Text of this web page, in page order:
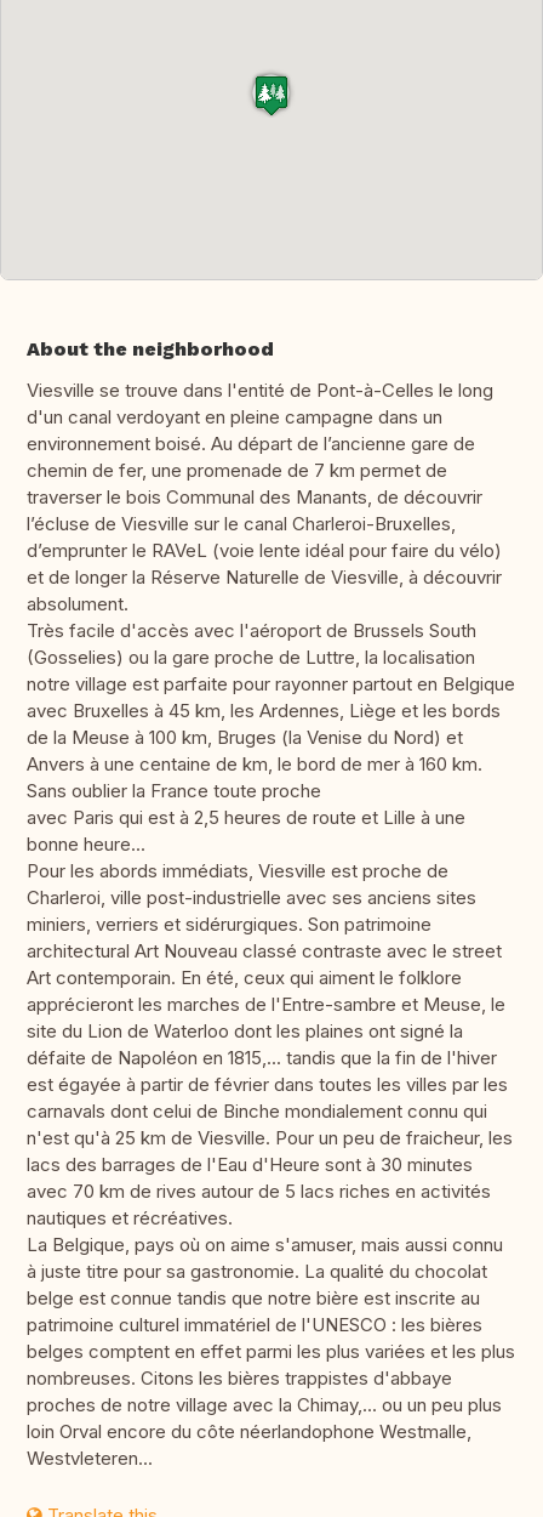
About the neighborhood
Viesville se trouve dans l'entité de Pont-à-Celles le long
d'un canal verdoyant en pleine campagne dans un
environnement boisé. Au départ de l’ancienne gare de
chemin de fer, une promenade de 7 km permet de
traverser le bois Communal des Manants, de découvrir
l’écluse de Viesville sur le canal Charleroi-Bruxelles,
d’emprunter le RAVeL (voie lente idéal pour faire du vélo)
et de longer la Réserve Naturelle de Viesville, à découvrir
absolument.
Très facile d'accès avec l'aéroport de Brussels South
(Gosselies) ou la gare proche de Luttre, la localisation
notre village est parfaite pour rayonner partout en Belgique
avec Bruxelles à 45 km, les Ardennes, Liège et les bords
de la Meuse à 100 km, Bruges (la Venise du Nord) et
Anvers à une centaine de km, le bord de mer à 160 km.
Sans oublier la France toute proche
avec Paris qui est à 2,5 heures de route et Lille à une
bonne heure...
Pour les abords immédiats, Viesville est proche de
Charleroi, ville post-industrielle avec ses anciens sites
miniers, verriers et sidérurgiques. Son patrimoine
architectural Art Nouveau classé contraste avec le street
Art contemporain. En été, ceux qui aiment le folklore
apprécieront les marches de l'Entre-sambre et Meuse, le
site du Lion de Waterloo dont les plaines ont signé la
défaite de Napoléon en 1815,... tandis que la fin de l'hiver
est égayée à partir de février dans toutes les villes par les
carnavals dont celui de Binche mondialement connu qui
n'est qu'à 25 km de Viesville. Pour un peu de fraicheur, les
lacs des barrages de l'Eau d'Heure sont à 30 minutes
avec 70 km de rives autour de 5 lacs riches en activités
nautiques et récréatives.
La Belgique, pays où on aime s'amuser, mais aussi connu
à juste titre pour sa gastronomie. La qualité du chocolat
belge est connue tandis que notre bière est inscrite au
patrimoine culturel immatériel de l'UNESCO : les bières
belges comptent en effet parmi les plus variées et les plus
nombreuses. Citons les bières trappistes d'abbaye
proches de notre village avec la Chimay,... ou un peu plus
loin Orval encore du côte néerlandophone Westmalle,
Westvleteren...